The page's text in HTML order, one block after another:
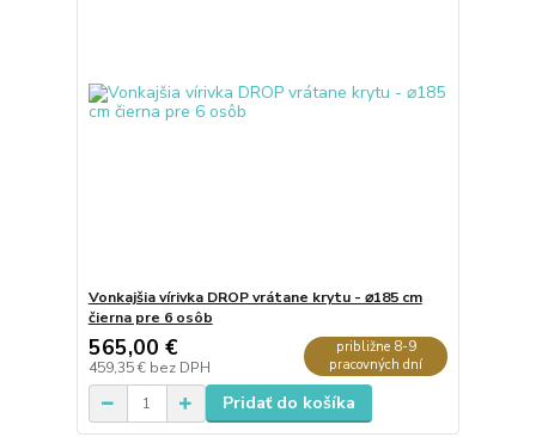
Vonkajšia vírivka DROP vrátane krytu - ⌀185 cm
čierna pre 6 osôb
565,00 €
459,35 € bez DPH
približne 8-9
pracovných dní
Pridať do košíka